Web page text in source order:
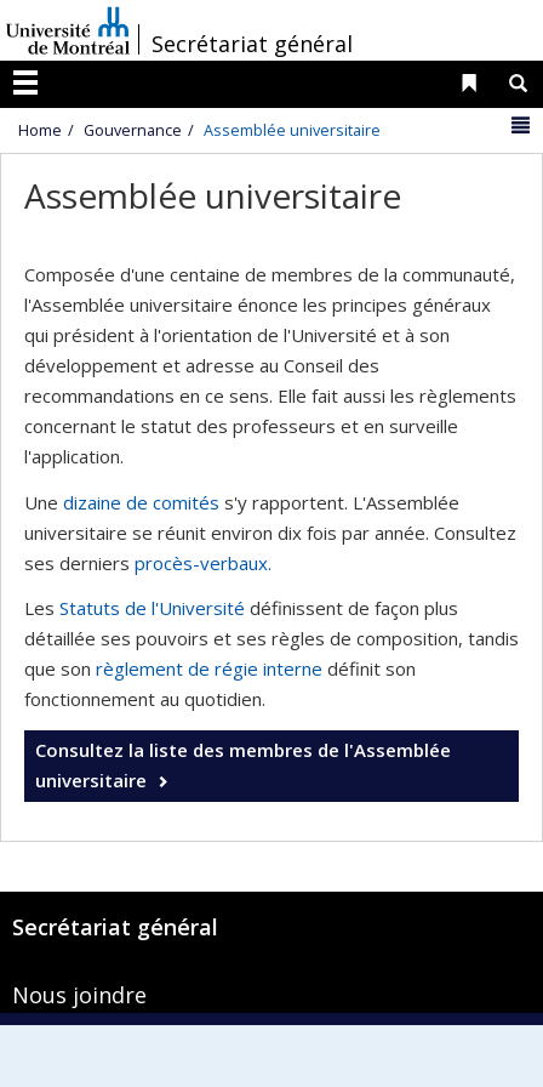
au
contenu
/
Secrétariat général
Menu
Liens
Home Gouvernance Assemblée universitaire
Assemblée universitaire
Composée d'une centaine de membres de la communauté,
l'Assemblée universitaire énonce les principes généraux
qui président à l'orientation de l'Université et à son
développement et adresse au Conseil des
recommandations en ce sens. Elle fait aussi les règlements
concernant le statut des professeurs et en surveille
l'application.
Une dizaine de comités s'y rapportent. L'Assemblée
universitaire se réunit environ dix fois par année. Consultez
ses derniers procès-verbaux.
Les Statuts de l'Université définissent de façon plus
détaillée ses pouvoirs et ses règles de composition, tandis
que son règlement de régie interne définit son
fonctionnement au quotidien.
Consultez la liste des membres de l'Assemblée
universitaire
Secrétariat général
Nous joindre